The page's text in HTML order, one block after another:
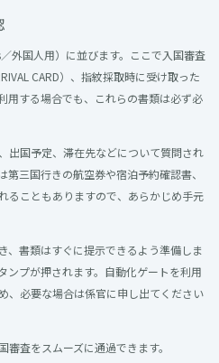
外国人用）に並びます。ここで入国審査
CARD）、指紋採取時に受け取った
用する場合でも、これらの書類は必ず必
出国予定、滞在先などについて質問され
三国行きの航空券や宿泊予約確認書、
ることもありますので、あらかじめ手元
、書類はすぐに提示できるよう準備しま
ンプが押されます。自動化ゲートを利用
、必要な場合は係官に申し出てください
査をスムーズに通過できます。